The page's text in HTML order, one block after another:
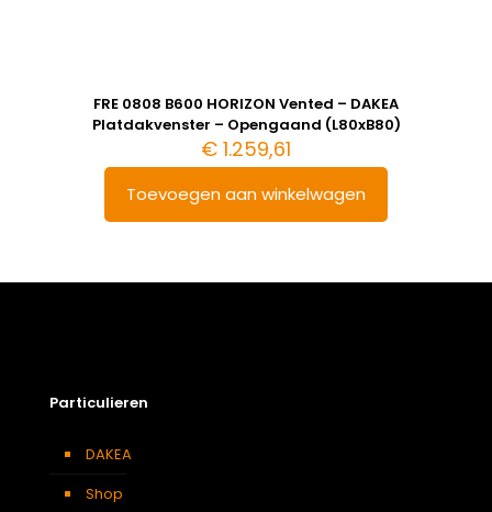
FRE 0808 B600 HORIZON Vented – DAKEA
Platdakvenster – Opengaand (L80xB80)
€ 1.259,61
Toevoegen aan winkelwagen
Particulieren
DAKEA
Shop